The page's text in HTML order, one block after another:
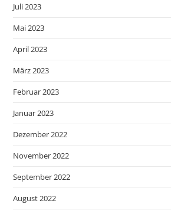
Juli 2023
Mai 2023
April 2023
März 2023
Februar 2023
Januar 2023
Dezember 2022
November 2022
September 2022
August 2022